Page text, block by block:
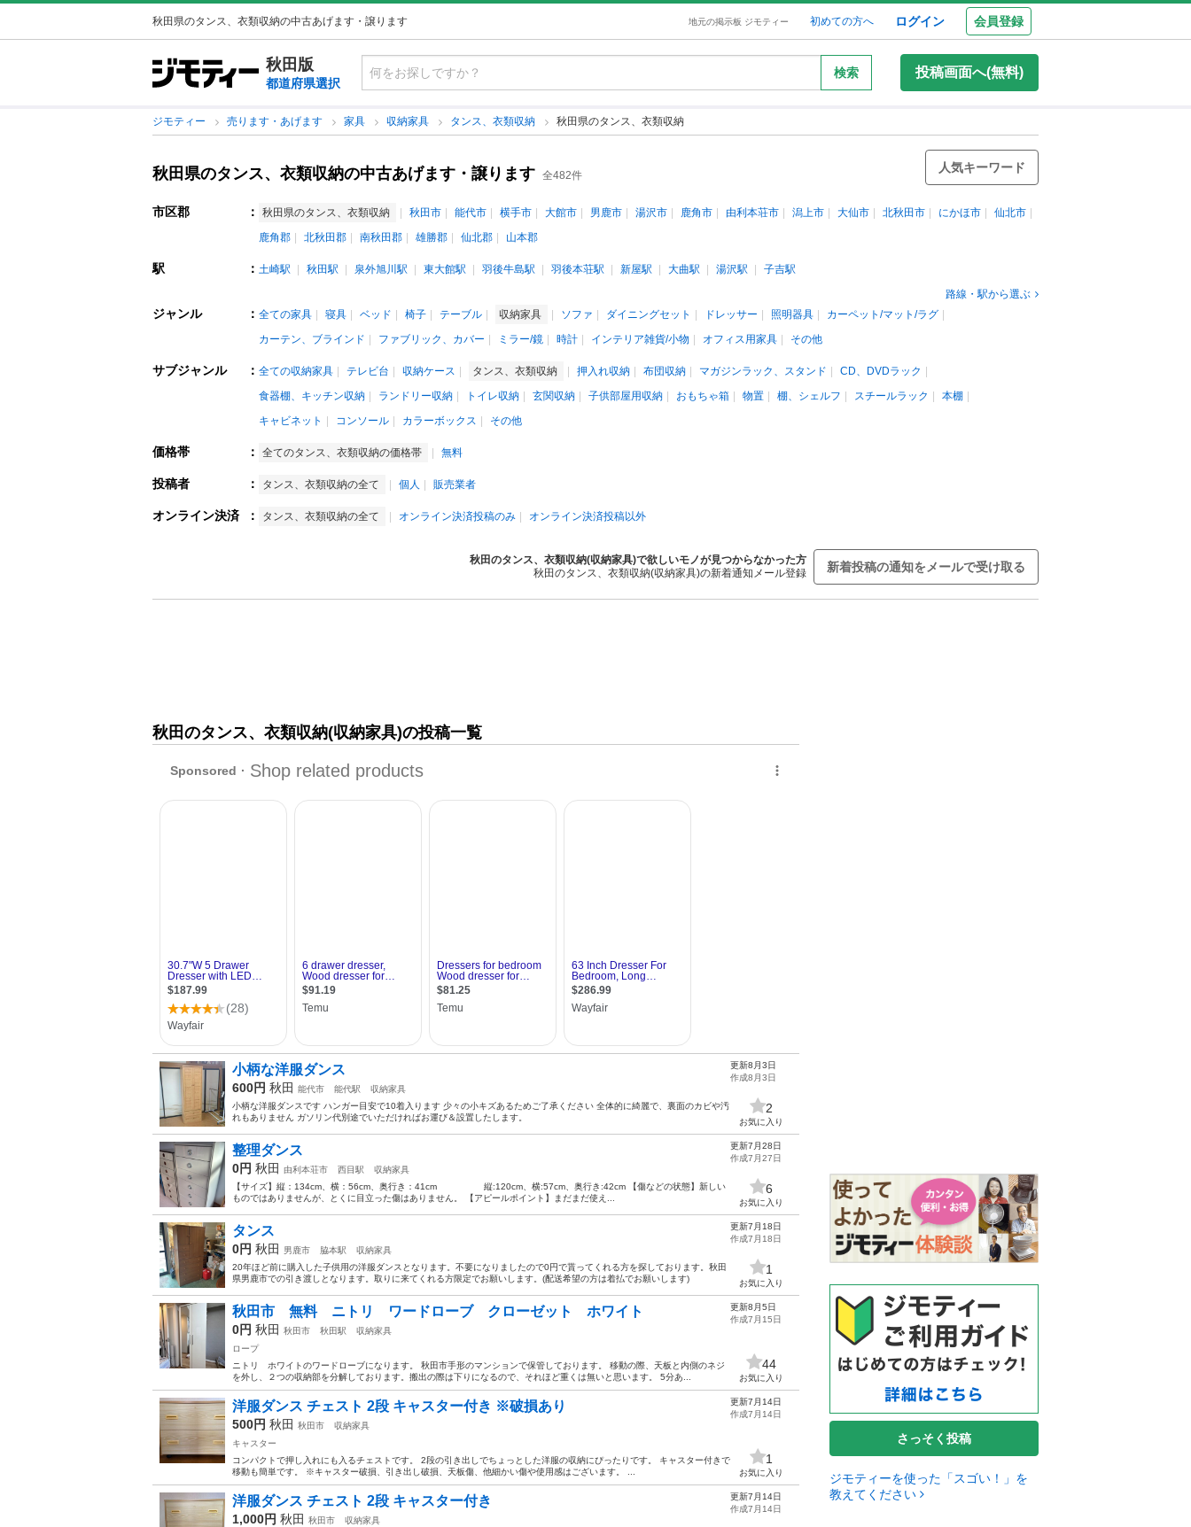
秋田県のタンス、衣類収納の中古あげます・譲ります 地元の掲示板 ジモティー 初めての方へ ログイン 会員登録
秋田版
都道府県選択
検索 投稿画面へ(無料)
ジモティー 売ります・あげます 家具 収納家具 タンス、衣類収納 秋田県のタンス、衣類収納
秋田県のタンス、衣類収納の中古あげます・譲ります 全482件
人気キーワード
市区郡 ： 秋田県のタンス、衣類収納 秋田市 能代市 横手市 大館市 男鹿市 湯沢市 鹿角市 由利本荘市 潟上市 大仙市 北秋田市 にかほ市
仙北市
鹿角郡
北秋田郡 南秋田郡 雄勝郡 仙北郡 山本郡
駅 ： 土崎駅 秋田駅 泉外旭川駅 東大館駅 羽後牛島駅 羽後本荘駅 新屋駅 大曲駅 湯沢駅
子吉駅
路線・駅から選ぶ
ジャンル ： 全ての家具 寝具 ベッド 椅子 テーブル 収納家具 ソファ ダイニングセット ドレッサー 照明器具
カーペット/マット/ラグ
カーテン、ブラインド
ファブリック、カバー ミラー/鏡 時計 インテリア雑貨/小物 オフィス用家具 その他
サブジャンル ： 全ての収納家具 テレビ台 収納ケース タンス、衣類収納 押入れ収納 布団収納 マガジンラック、スタンド
CD、DVDラック
食器棚、キッチン収納
ランドリー収納 トイレ収納 玄関収納 子供部屋用収納 おもちゃ箱 物置 棚、シェルフ スチールラック
本棚
キャビネット
コンソール カラーボックス その他
価格帯 ： 全てのタンス、衣類収納の価格帯 無料
投稿者 ： タンス、衣類収納の全て 個人 販売業者
オンライン決済 ： タンス、衣類収納の全て オンライン決済投稿のみ オンライン決済投稿以外
秋田のタンス、衣類収納(収納家具)で欲しいモノが見つからなかった方
秋田のタンス、衣類収納(収納家具)の新着通知メール登録
新着投稿の通知をメールで受け取る
秋田のタンス、衣類収納(収納家具)の投稿一覧
小柄な洋服ダンス
600円 秋田 能代市 能代駅
収納家具
小柄な洋服ダンスです ハンガー目安で10着入ります 少々の小キズあるためご了承ください 全体的に綺麗で、裏面のカビや汚
れもありません ガソリン代別途でいただければお運び＆設置したします。
更新8月3日
作成8月3日
2
お気に入り
整理ダンス
0円 秋田 由利本荘市 西目駅
収納家具
【サイズ】縦：134cm、横：56cm、奥行き：41cm 縦:120cm、横:57cm、奥行き:42cm 【傷などの状態】新しい
ものではありませんが、とくに目立った傷はありません。 【アピールポイント】まだまだ使え...
更新7月28日
作成7月27日
6
お気に入り
タンス
0円 秋田 男鹿市 脇本駅
収納家具
20年ほど前に購入した子供用の洋服ダンスとなります。不要になりましたので0円で貰ってくれる方を探しております。秋田
県男鹿市での引き渡しとなります。取りに来てくれる方限定でお願いします。(配送希望の方は着払でお願いします)
更新7月18日
作成7月18日
1
お気に入り
秋田市 無料 ニトリ ワードローブ クローゼット ホワイト
0円 秋田 秋田市 秋田駅
収納家具
ロープ
ニトリ ホワイトのワードローブになります。 秋田市手形のマンションで保管しております。 移動の際、天板と内側のネジ
を外し、２つの収納部を分解しております。搬出の際は下りになるので、それほど重くは無いと思います。 5分あ...
更新8月5日
作成7月15日
44
お気に入り
洋服ダンス チェスト 2段 キャスター付き ※破損あり
500円 秋田 秋田市
収納家具
キャスター
コンパクトで押し入れにも入るチェストです。 2段の引き出しでちょっとした洋服の収納にぴったりです。 キャスター付きで
移動も簡単です。 ※キャスター破損、引き出し破損、天板傷、他細かい傷や使用感はございます。 ...
更新7月14日
作成7月14日
1
お気に入り
洋服ダンス チェスト 2段 キャスター付き
1,000円 秋田 秋田市
収納家具
更新7月14日
作成7月14日
さっそく投稿
ジモティーを使った「スゴい！」を
教えてください